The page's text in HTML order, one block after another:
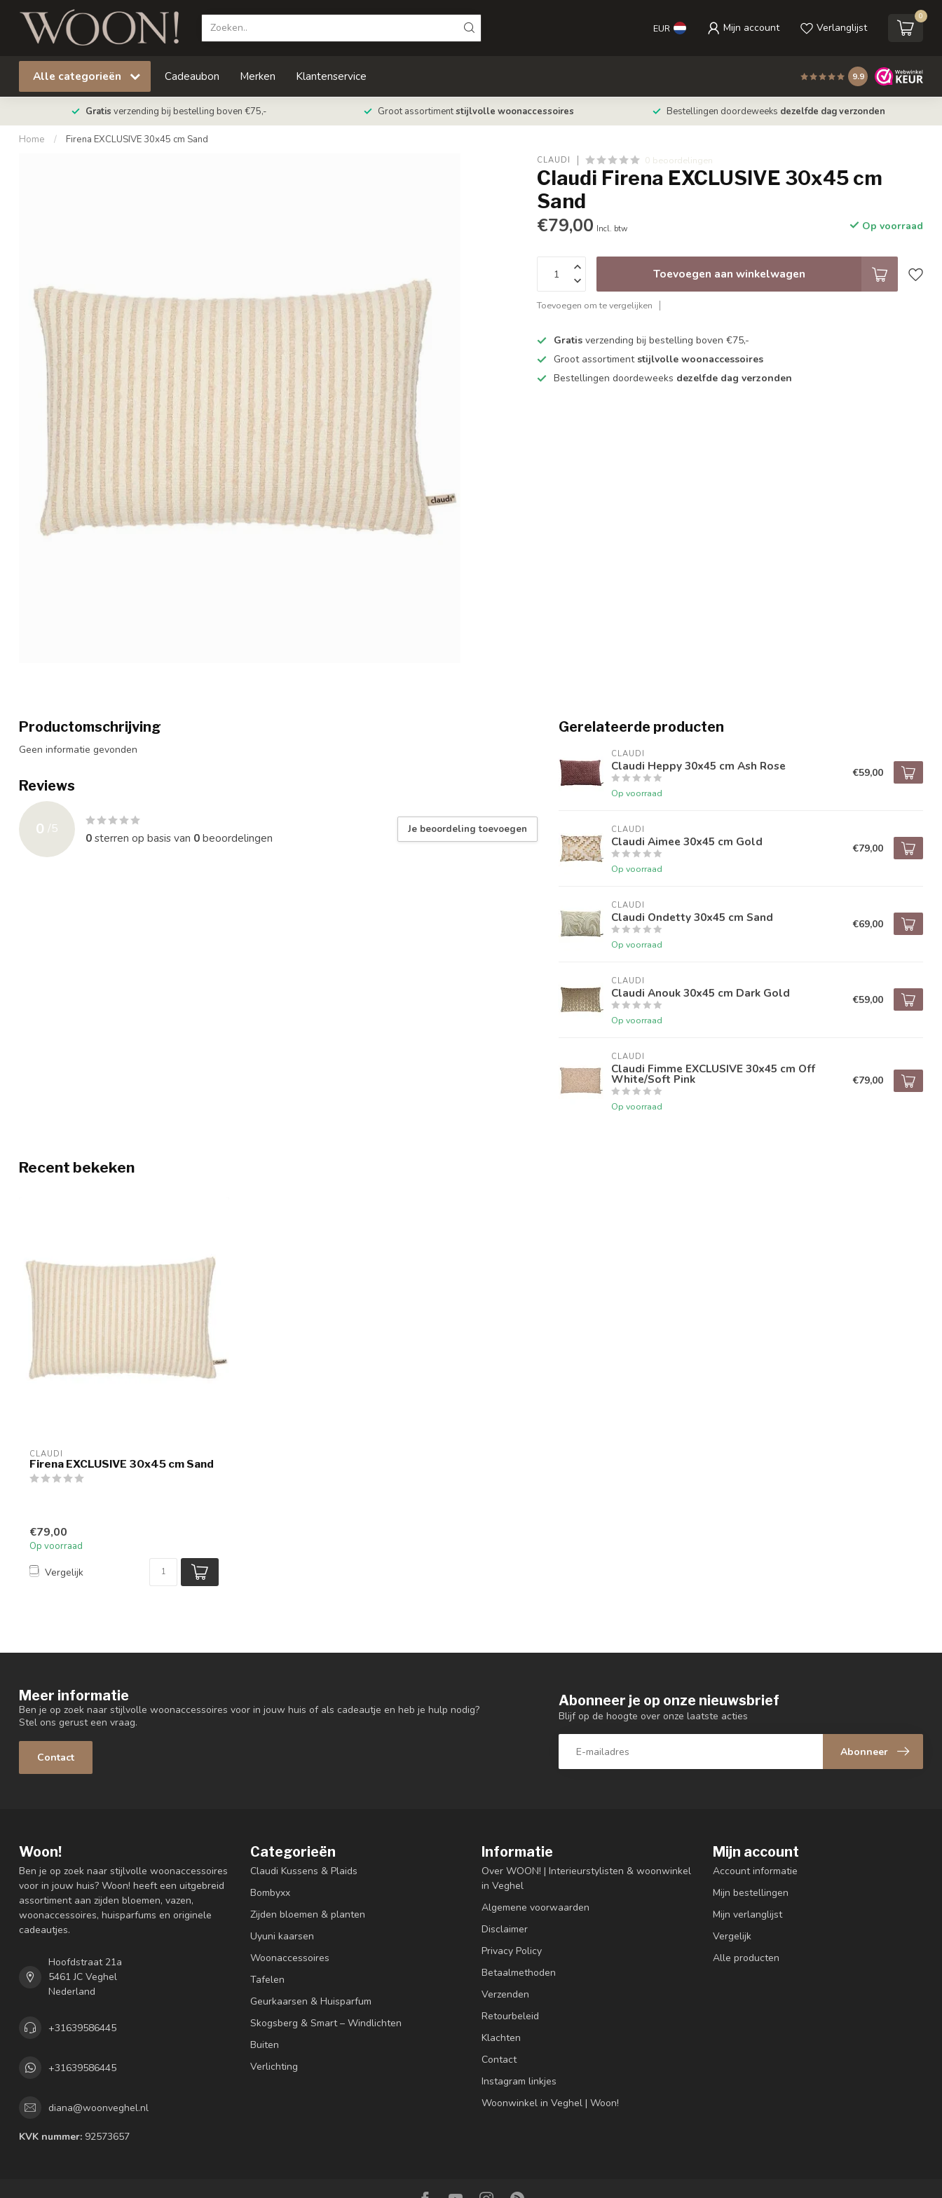
EUR Mijn account Verlanglijst
0
Alle categorieën Cadeaubon Merken Klantenservice 9.9
Gratis verzending bij bestelling boven €75,- Groot assortimentstijlvolle woonaccessoires Bestellingen doordeweeks dezelfde dag verzonden
Home / Firena EXCLUSIVE 30x45 cm Sand
CLAUDI 0 beoordelingen
Claudi Firena EXCLUSIVE 30x45 cm
Sand
€79,00 Incl. btw Op voorraad
Toevoegen aan winkelwagen
Toevoegen om te vergelijken
Gratis verzending bij bestelling boven €75,-
Groot assortiment stijlvolle woonaccessoires
Bestellingen doordeweeks dezelfde dag verzonden
Productomschrijving
Geen informatie gevonden
Reviews
0 /5
0sterren op basis van 0beoordelingen
Je beoordeling toevoegen
Gerelateerde producten
CLAUDI
Claudi Heppy 30x45 cm Ash Rose
Op voorraad
€59,00
CLAUDI
Claudi Aimee 30x45 cm Gold
Op voorraad
€79,00
CLAUDI
Claudi Ondetty 30x45 cm Sand
Op voorraad
€69,00
CLAUDI
Claudi Anouk 30x45 cm Dark Gold
Op voorraad
€59,00
CLAUDI
Claudi Fimme EXCLUSIVE 30x45 cm Off
White/Soft Pink
Op voorraad
€79,00
Recent bekeken
CLAUDI
Firena EXCLUSIVE 30x45 cm Sand
€79,00
Op voorraad
Vergelijk
Meer informatie
Ben je op zoek naar stijlvolle woonaccessoires voor in jouw huis of als cadeautje en heb je hulp nodig?
Stel ons gerust een vraag.
Contact
Abonneer je op onze nieuwsbrief
Blijf op de hoogte over onze laatste acties
Abonneer
Woon!
Ben je op zoek naar stijlvolle woonaccessoires
voor in jouw huis? Woon! heeft een uitgebreid
assortiment aan zijden bloemen, vazen,
woonaccessoires, huisparfums en originele
cadeautjes.
Hoofdstraat 21a
5461 JC Veghel
Nederland
+31639586445
+31639586445
diana@woonveghel.nl
KVK nummer: 92573657
Categorieën
Claudi Kussens & Plaids
Bombyxx
Zijden bloemen & planten
Uyuni kaarsen
Woonaccessoires
Tafelen
Geurkaarsen & Huisparfum
Skogsberg & Smart – Windlichten
Buiten
Verlichting
Informatie
Over WOON! | Interieurstylisten & woonwinkel
in Veghel
Algemene voorwaarden
Disclaimer
Privacy Policy
Betaalmethoden
Verzenden
Retourbeleid
Klachten
Contact
Instagram linkjes
Woonwinkel in Veghel | Woon!
Mijn account
Account informatie
Mijn bestellingen
Mijn verlanglijst
Vergelijk
Alle producten